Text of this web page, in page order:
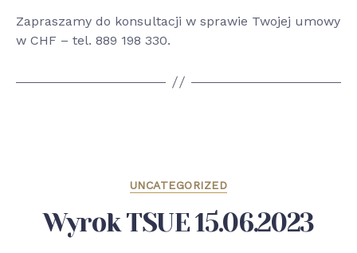
Zapraszamy do konsultacji w sprawie Twojej umowy
w CHF – tel. 889 198 330.
Kategorie
UNCATEGORIZED
Wyrok TSUE 15.06.2023